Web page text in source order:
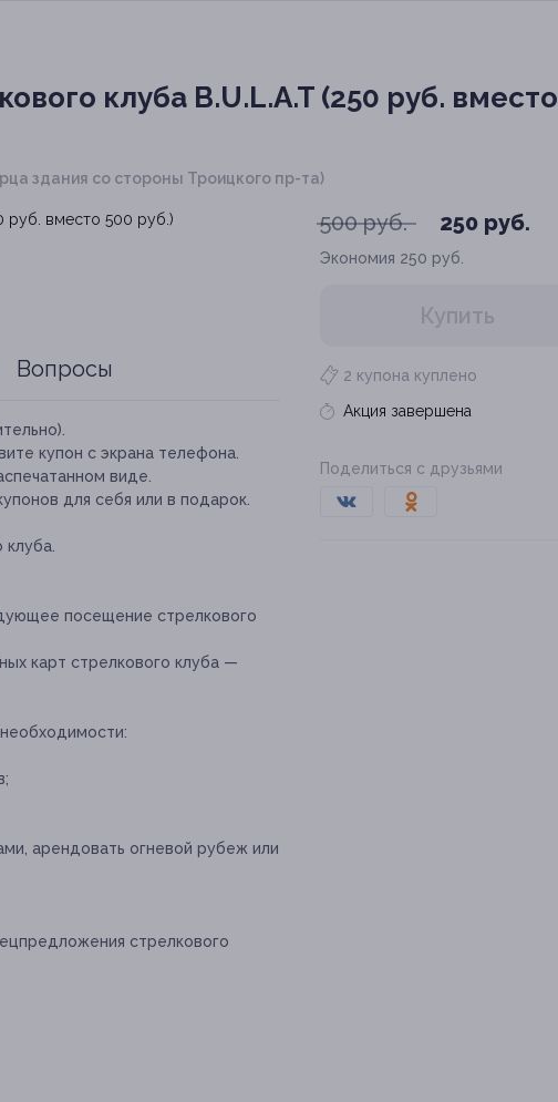
клуба B.U.L.A.T (250 руб. вместо
здания со стороны Троицкого пр-та)
500 руб. 250 руб.
Экономия 250 руб.
Купить
2 купона куплено
Акция завершена
Поделиться с друзьями
Вопросы
купон с экрана телефона.
виде.
для себя или в подарок.
посещение стрелкового
карт стрелкового клуба —
арендовать огневой рубеж или
стрелкового